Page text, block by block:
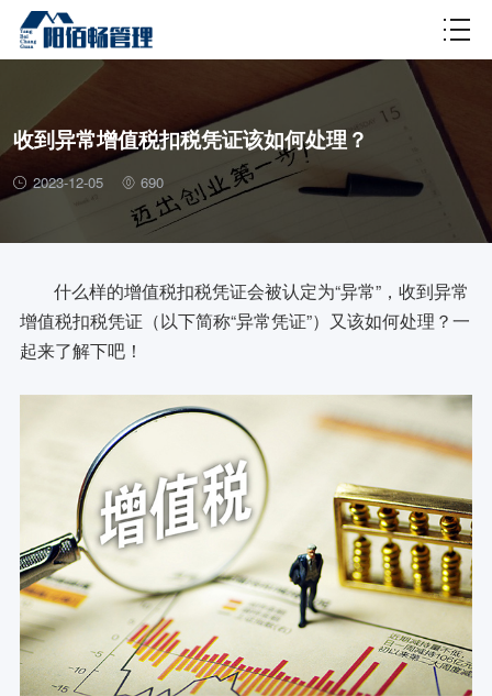
财税百科
收到异常增值税扣税凭证该如何处理？
2023-12-05 690
什么样的增值税扣税凭证会被认定为“异常”，收到异常
增值税扣税凭证（以下简称“异常凭证”）又该如何处理？一
起来了解下吧！